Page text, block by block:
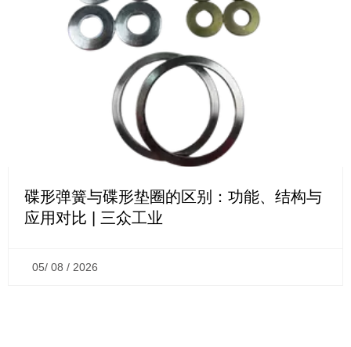
碟形弹簧与碟形垫圈的区别：功能、结构与
应用对比 | 三众工业
05/ 08 / 2026